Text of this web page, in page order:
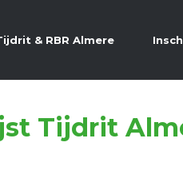
& RBR Almere
Tijdrit